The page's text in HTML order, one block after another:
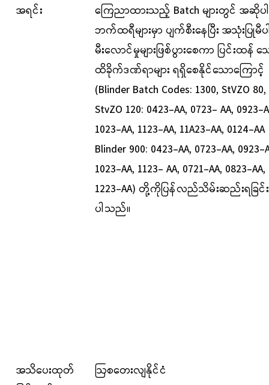
အရင်း
ကြေညာထားသည့် Batch များတွင် အဆိုပါ
ဘက်ထရီများမှာ ပျက်စီးနေပြီး အသုံးပြုမီ
မီးလောင်မှုများဖြစ်ပွားစေကာ ပြင်းထန် သ
ထိခိုက်ဒဏ်ရာများ ရရှိစေနိုင်သောကြောင့်
(Blinder Batch Codes: 1300, StVZO 80,
StvZO 120: 0423-AA, 0723- AA, 0923-
1023-AA, 1123-AA, 11A23-AA, 0124-AA
Blinder 900: 0423-AA, 0723-AA, 0923-
1023-AA, 1123- AA, 0721-AA, 0823-AA,
1223-AA) တို့ကိုပြန်လည်သိမ်းဆည်းရခြင်း
ပါသည်။
အသိပေးထုတ်
ဩစတေးလျနိုင်ငံ